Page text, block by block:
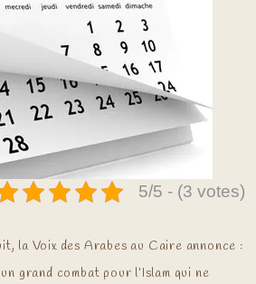
5/5 - (3 votes)
la Voix des Arabes au Caire annonce :
grand combat pour l’Islam qui ne